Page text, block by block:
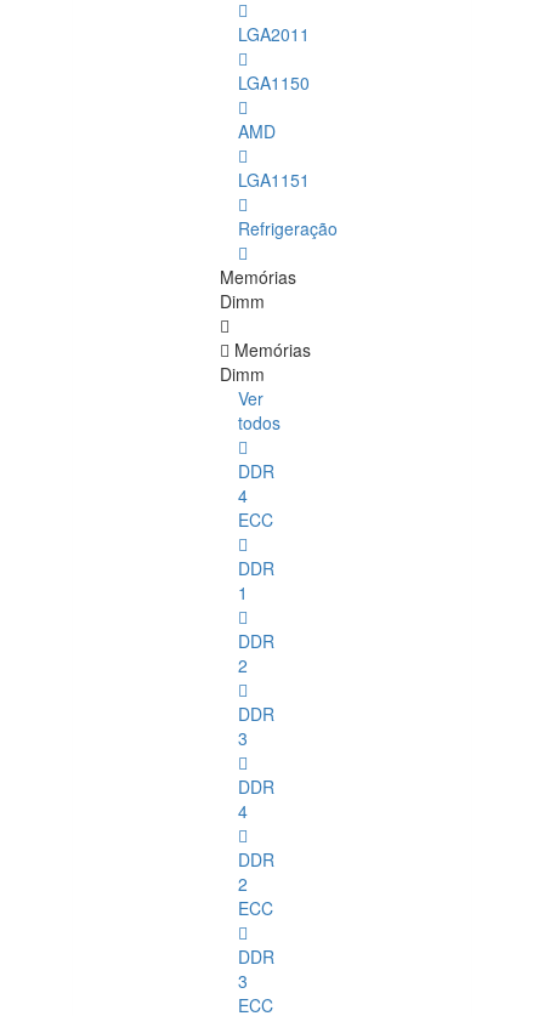
LGA2011
LGA1150
AMD
LGA1151
Refrigeração
Memórias
Dimm
Memórias
Dimm
Ver
todos
DDR
4
ECC
DDR
1
DDR
2
DDR
3
DDR
4
DDR
2
ECC
DDR
3
ECC